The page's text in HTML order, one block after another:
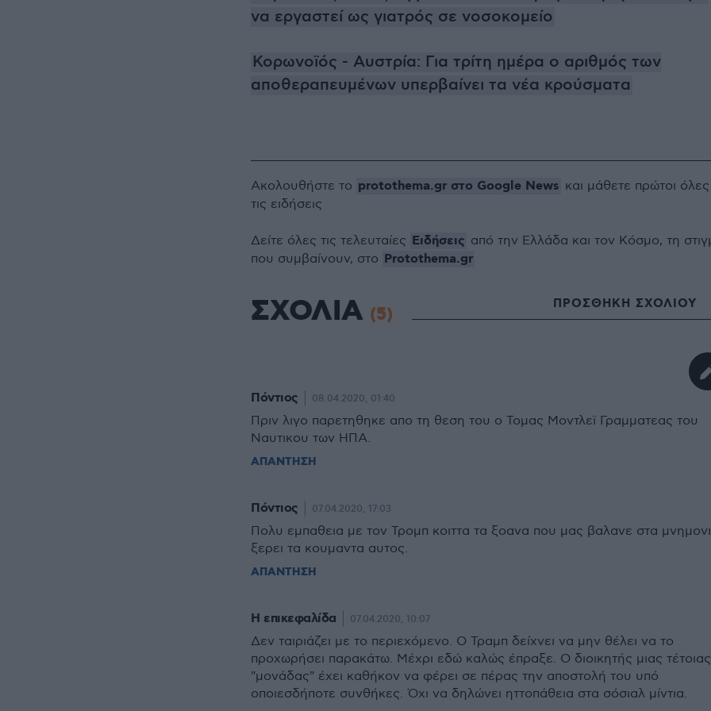
να εργαστεί ως γιατρός σε νοσοκομείο
Κορωνοϊός - Αυστρία: Για τρίτη ημέρα ο αριθμός των
αποθεραπευμένων υπερβαίνει τα νέα κρούσματα
Ακολουθήστε το protothema.gr στο Google News και μάθετε πρώτοι όλες
τις ειδήσεις
Δείτε όλες τις τελευταίες Ειδήσεις από την Ελλάδα και τον Κόσμο, τη
που συμβαίνουν, στο Protothema.gr
ΣΧΟΛΙΑ (5) ΠΡΟΣΘΗΚΗ ΣΧΟΛΙΟΥ
Πόντιος 08.04.2020, 01:40
Πριν λιγο παρετηθηκε απο τη θεση του ο Τομας Μοντλεϊ Γραμματεας του
Ναυτικου των ΗΠΑ.
ΑΠΑΝΤΗΣΗ
Πόντιος 07.04.2020, 17:03
Πολυ εμπαθεια με τον Τρομπ κοιττα τα ξοανα που μας βαλανε στα
ξερει τα κουμαντα αυτος.
ΑΠΑΝΤΗΣΗ
Η επικεφαλίδα 07.04.2020, 10:07
Δεν ταιριάζει με το περιεχόμενο. Ο Τραμπ δείχνει να μην θέλει να το
προχωρήσει παρακάτω. Μέχρι εδώ καλώς έπραξε. Ο διοικητής μιας τέτοιας
"μονάδας" έχει καθήκον να φέρει σε πέρας την αποστολή του υπό
οποιεσδήποτε συνθήκες. Όχι να δηλώνει ηττοπάθεια στα σόσιαλ μίντια.